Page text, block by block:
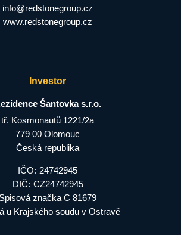
info@redstonegroup.cz
www.redstonegroup.cz
Investor
Šantovka s.r.o.
tř. Kosmonautů 1221/2a
779 00 Olomouc
Česká republika
IČO: 24742945
DIČ: CZ24742945
Spisová značka C 81679
u Krajského soudu v Ostravě